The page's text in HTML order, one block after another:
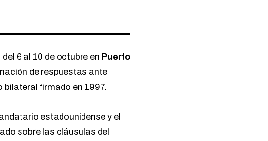
, del 6 al 10 de octubre en Puerto
de respuestas ante
firmado en 1997.
estadounidense y el
sobre las cláusulas del